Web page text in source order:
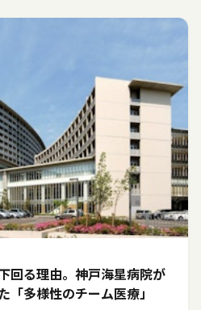
回る理由。神戸海星病院が
多様性のチーム医療」